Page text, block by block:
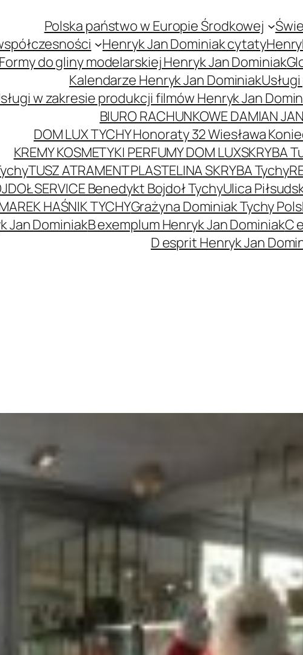
Polska państwo w Europie Środkowej
Henryk Jan Dominiak cytaty
Formy do gliny modelarskiej Henryk Jan Dominiak
Kalendarze Henryk Jan Dominiak
w zakresie produkcji filmów Henryk Jan
BIURO RACHUNKOWE DAMIAN
DOM LUX TYCHY Honoraty 32 Wiesława
KREMY KOSMETYKI PERFUMY DOM LUXSKRYBA
TUSZ ATRAMENT PLASTELINA SKRYBA Tychy
SERVICE Benedykt Bojdoł TychyUlica
HAŚNIK TYCHYGrażyna Dominiak Tychy
Jan DominiakB exemplum Henryk Jan DominiakC
D esprit Henryk Jan